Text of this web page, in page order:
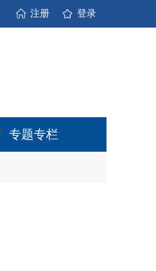
登录
注册
专题专栏